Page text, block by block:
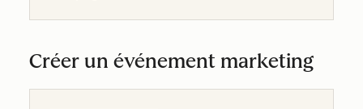
Créer un événement marketing